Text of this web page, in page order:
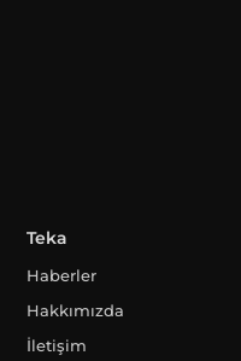
Teka
Haberler
Hakkımızda
İletişim